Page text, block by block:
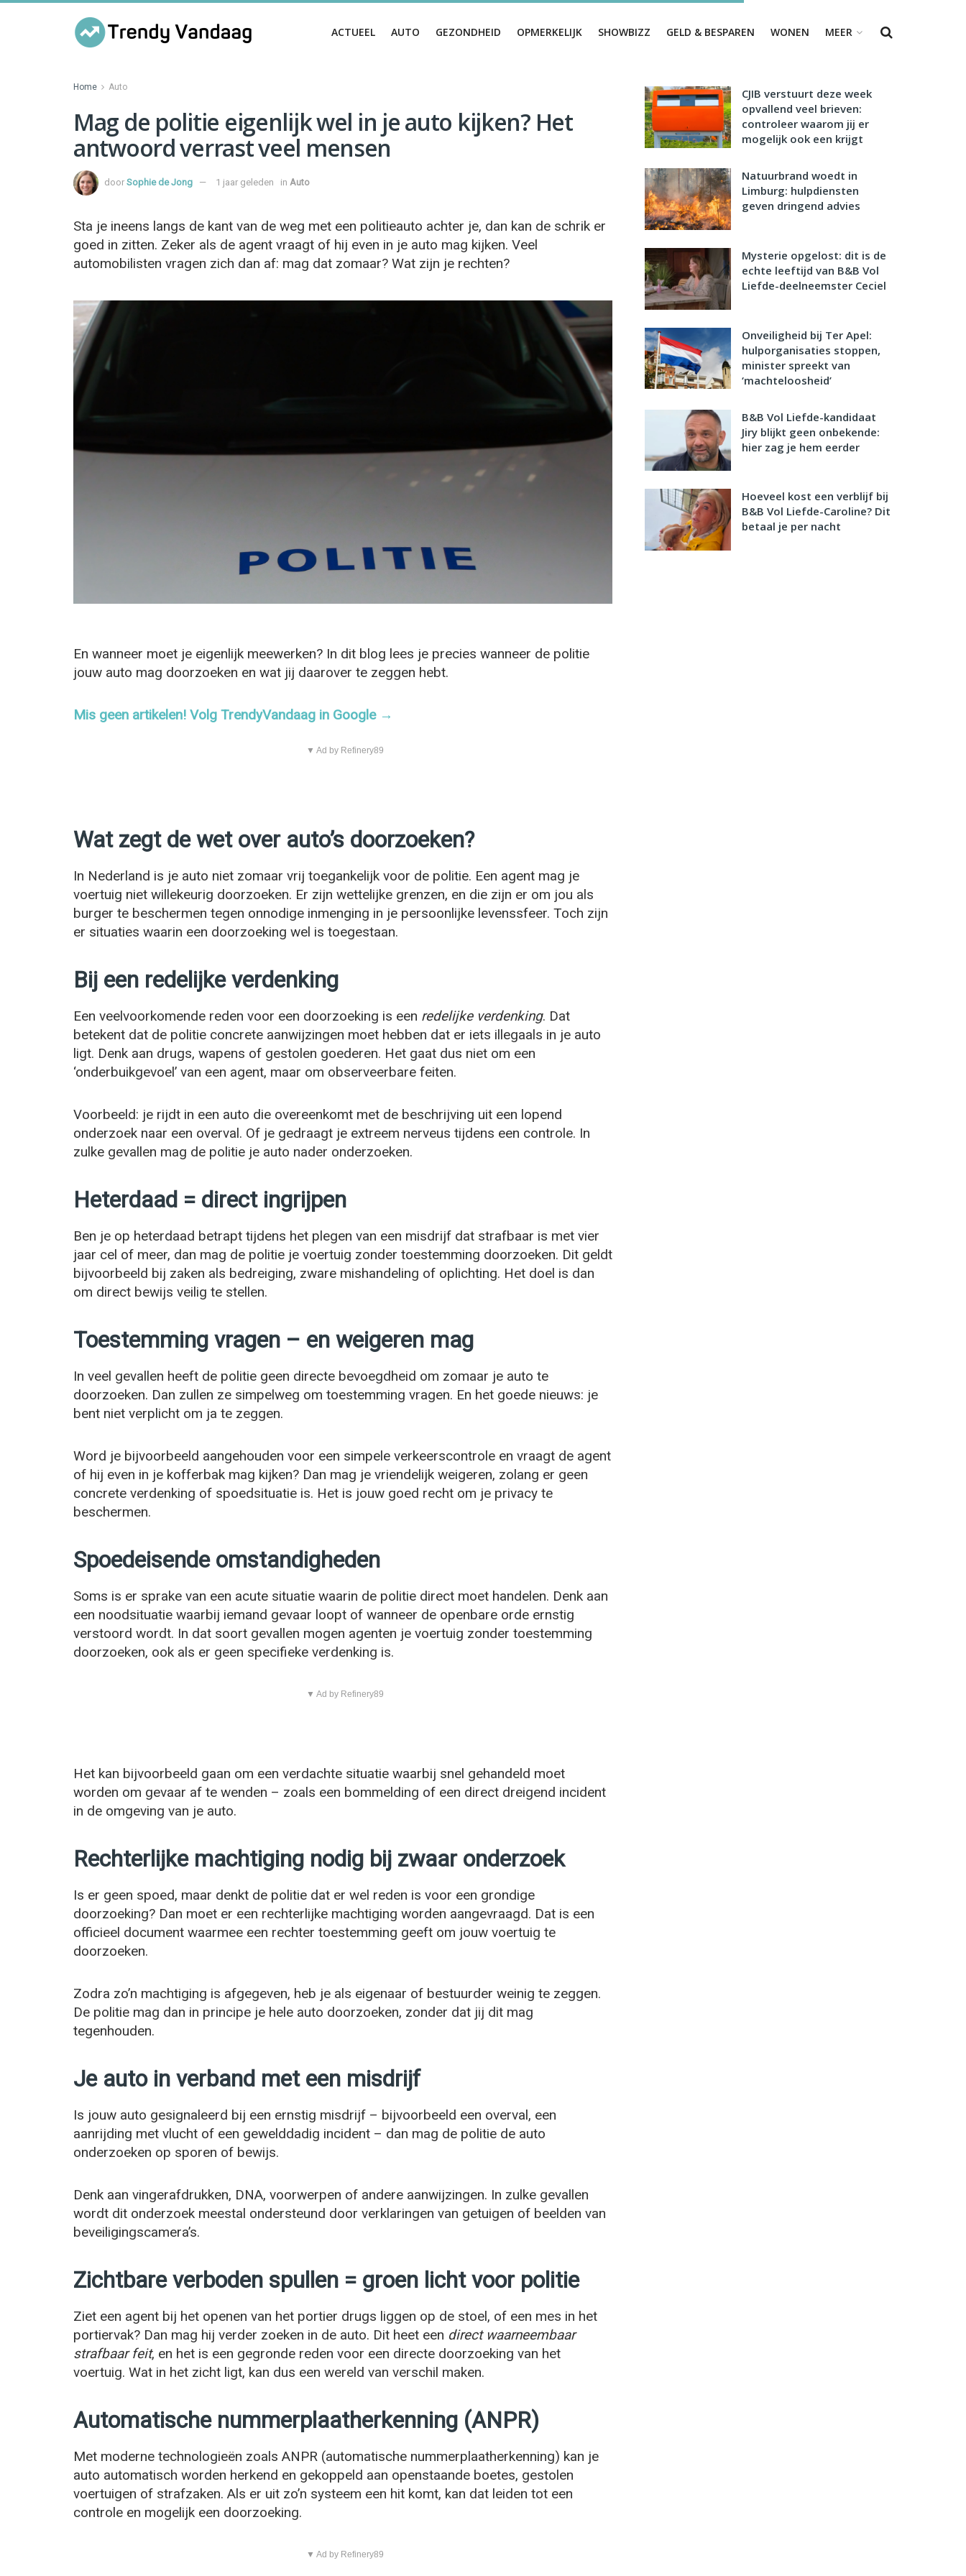
ACTUEEL AUTO GEZONDHEID OPMERKELIJK SHOWBIZZ GELD & BESPAREN WONEN MEER
Home Auto
Mag de politie eigenlijk wel in je auto kijken? Het
antwoord verrast veel mensen
door Sophie de Jong 1 jaar geleden in Auto
Sta je ineens langs de kant van de weg met een politieauto achter je, dan kan de schrik er
goed in zitten. Zeker als de agent vraagt of hij even in je auto mag kijken. Veel
automobilisten vragen zich dan af: mag dat zomaar? Wat zijn je rechten?
En wanneer moet je eigenlijk meewerken? In dit blog lees je precies wanneer de politie
jouw auto mag doorzoeken en wat jij daarover te zeggen hebt.
Mis geen artikelen! Volg TrendyVandaag in Google →
▼ Ad by Refinery89
Wat zegt de wet over auto’s doorzoeken?
In Nederland is je auto niet zomaar vrij toegankelijk voor de politie. Een agent mag je
voertuig niet willekeurig doorzoeken. Er zijn wettelijke grenzen, en die zijn er om jou als
burger te beschermen tegen onnodige inmenging in je persoonlijke levenssfeer. Toch zijn
er situaties waarin een doorzoeking wel is toegestaan.
Bij een redelijke verdenking
Een veelvoorkomende reden voor een doorzoeking is een redelijke verdenking. Dat
betekent dat de politie concrete aanwijzingen moet hebben dat er iets illegaals in je auto
ligt. Denk aan drugs, wapens of gestolen goederen. Het gaat dus niet om een
‘onderbuikgevoel’ van een agent, maar om observeerbare feiten.
Voorbeeld: je rijdt in een auto die overeenkomt met de beschrijving uit een lopend
onderzoek naar een overval. Of je gedraagt je extreem nerveus tijdens een controle. In
zulke gevallen mag de politie je auto nader onderzoeken.
Heterdaad = direct ingrijpen
Ben je op heterdaad betrapt tijdens het plegen van een misdrijf dat strafbaar is met vier
jaar cel of meer, dan mag de politie je voertuig zonder toestemming doorzoeken. Dit geldt
bijvoorbeeld bij zaken als bedreiging, zware mishandeling of oplichting. Het doel is dan
om direct bewijs veilig te stellen.
Toestemming vragen – en weigeren mag
In veel gevallen heeft de politie geen directe bevoegdheid om zomaar je auto te
doorzoeken. Dan zullen ze simpelweg om toestemming vragen. En het goede nieuws: je
bent niet verplicht om ja te zeggen.
Word je bijvoorbeeld aangehouden voor een simpele verkeerscontrole en vraagt de agent
of hij even in je kofferbak mag kijken? Dan mag je vriendelijk weigeren, zolang er geen
concrete verdenking of spoedsituatie is. Het is jouw goed recht om je privacy te
beschermen.
Spoedeisende omstandigheden
Soms is er sprake van een acute situatie waarin de politie direct moet handelen. Denk aan
een noodsituatie waarbij iemand gevaar loopt of wanneer de openbare orde ernstig
verstoord wordt. In dat soort gevallen mogen agenten je voertuig zonder toestemming
doorzoeken, ook als er geen specifieke verdenking is.
▼ Ad by Refinery89
Het kan bijvoorbeeld gaan om een verdachte situatie waarbij snel gehandeld moet
worden om gevaar af te wenden – zoals een bommelding of een direct dreigend incident
in de omgeving van je auto.
Rechterlijke machtiging nodig bij zwaar onderzoek
Is er geen spoed, maar denkt de politie dat er wel reden is voor een grondige
doorzoeking? Dan moet er een rechterlijke machtiging worden aangevraagd. Dat is een
officieel document waarmee een rechter toestemming geeft om jouw voertuig te
doorzoeken.
Zodra zo’n machtiging is afgegeven, heb je als eigenaar of bestuurder weinig te zeggen.
De politie mag dan in principe je hele auto doorzoeken, zonder dat jij dit mag
tegenhouden.
Je auto in verband met een misdrijf
Is jouw auto gesignaleerd bij een ernstig misdrijf – bijvoorbeeld een overval, een
aanrijding met vlucht of een gewelddadig incident – dan mag de politie de auto
onderzoeken op sporen of bewijs.
Denk aan vingerafdrukken, DNA, voorwerpen of andere aanwijzingen. In zulke gevallen
wordt dit onderzoek meestal ondersteund door verklaringen van getuigen of beelden van
beveiligingscamera’s.
Zichtbare verboden spullen = groen licht voor politie
Ziet een agent bij het openen van het portier drugs liggen op de stoel, of een mes in het
portiervak? Dan mag hij verder zoeken in de auto. Dit heet een direct waarneembaar
strafbaar feit, en het is een gegronde reden voor een directe doorzoeking van het
voertuig. Wat in het zicht ligt, kan dus een wereld van verschil maken.
Automatische nummerplaatherkenning (ANPR)
Met moderne technologieën zoals ANPR (automatische nummerplaatherkenning) kan je
auto automatisch worden herkend en gekoppeld aan openstaande boetes, gestolen
voertuigen of strafzaken. Als er uit zo’n systeem een hit komt, kan dat leiden tot een
controle en mogelijk een doorzoeking.
▼ Ad by Refinery89
CJIB verstuurt deze week
opvallend veel brieven:
controleer waarom jij er
mogelijk ook een krijgt
Natuurbrand woedt in
Limburg: hulpdiensten
geven dringend advies
Mysterie opgelost: dit is de
echte leeftijd van B&B Vol
Liefde-deelneemster Ceciel
Onveiligheid bij Ter Apel:
hulporganisaties stoppen,
minister spreekt van
‘machteloosheid’
B&B Vol Liefde-kandidaat
Jiry blijkt geen onbekende:
hier zag je hem eerder
Hoeveel kost een verblijf bij
B&B Vol Liefde-Caroline? Dit
betaal je per nacht